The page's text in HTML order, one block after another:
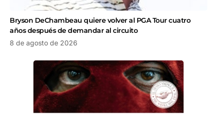
Bryson DeChambeau quiere volver al PGA Tour cuatro
años después de demandar al circuito
8 de agosto de 2026